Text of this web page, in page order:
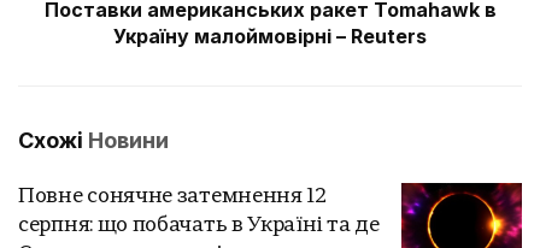
Поставки американських ракет Tomahawk в
Україну малоймовірні – Reuters
Схожі Новини
Повне сонячне затемнення 12
серпня: що побачать в Україні та де